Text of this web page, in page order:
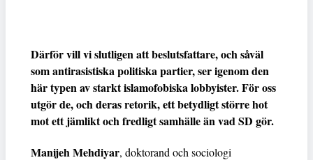
Därför vill vi slutligen att beslutsfattare, och såväl
som antirasistiska politiska partier, ser igenom den
här typen av starkt islamofobiska lobbyister. För oss
utgör de, och deras retorik, ett betydligt större hot
mot ett jämlikt och fredligt samhälle än vad SD gör.
Manijeh Mehdiyar, doktorand och sociologi